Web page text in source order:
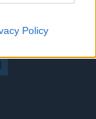
Policy